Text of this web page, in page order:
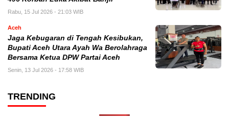
Rabu, 15 Jul 2026 - 21:03 WIB
Aceh
Jaga Kebugaran di Tengah Kesibukan,
Bupati Aceh Utara Ayah Wa Berolahraga
Bersama Ketua DPW Partai Aceh
Senin, 13 Jul 2026 - 17:58 WIB
TRENDING